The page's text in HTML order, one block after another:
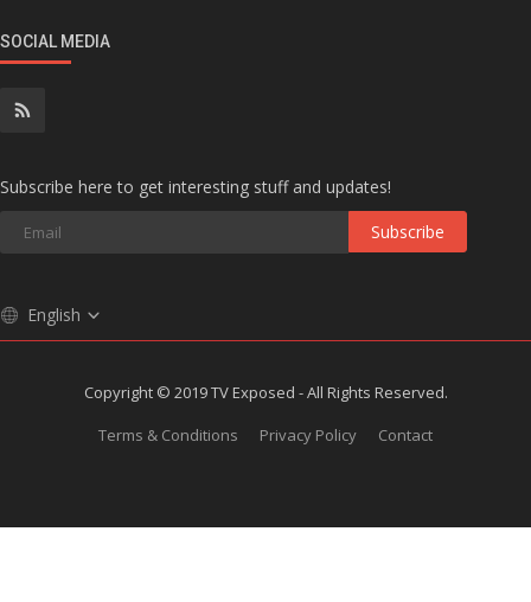
SOCIAL MEDIA
Subscribe here to get interesting stuff and updates!
Subscribe
English
Copyright © 2019 TV Exposed - All Rights Reserved.
Terms & Conditions
Privacy Policy Contact